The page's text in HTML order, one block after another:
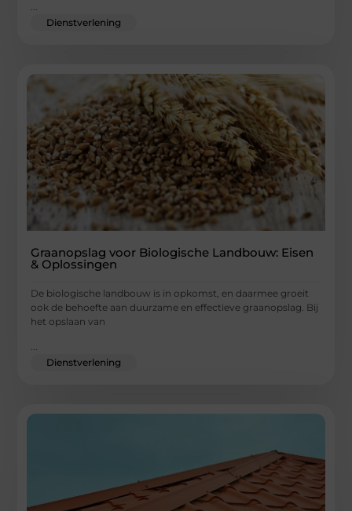
...
Dienstverlening
Graanopslag voor Biologische Landbouw: Eisen
& Oplossingen
De biologische landbouw is in opkomst, en daarmee groeit
ook de behoefte aan duurzame en effectieve graanopslag. Bij
het opslaan van
...
Dienstverlening